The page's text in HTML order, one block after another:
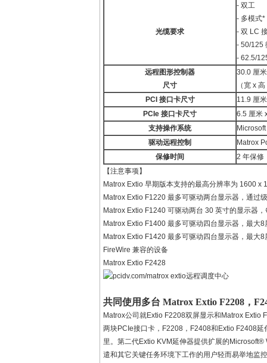
光缆要求
- 双工
- 多模式*
- 双 LC
- 50/125
- 62.5/
远程图形控制器
尺寸
30.0 厘
（宽 x
PCI 接口卡尺寸
11.9 厘
PCIe 接口卡尺寸
6.5 厘米
支持操作系统
驱动远程控制
Matrox
保修时间
2 年保修
【注意事项】
Matrox Extio 早期版本支持的最高分辨率为 1600 x
Matrox Extio F1220 最多可驱动两台显示器，通过
Matrox Extio F1240 可驱动两台 30 英寸的显示器
Matrox Extio F1400 最多可驱动四台显示器，最大
Matrox Extio F1420 最多可驱动四台显示器，最大
FireWire 兼容的设备
Matrox Extio F2428
共同使用多台 Matrox Extio F2208，
Matrox公司就Extio F2208双屏显示和Matrox Extio
两块PCIe接口卡，F2208，F2408和Extio F2408
里。第二代Extio KVM延伸器提供扩展的
遣和其它关键任务环境下工作的用户轻而易举地监